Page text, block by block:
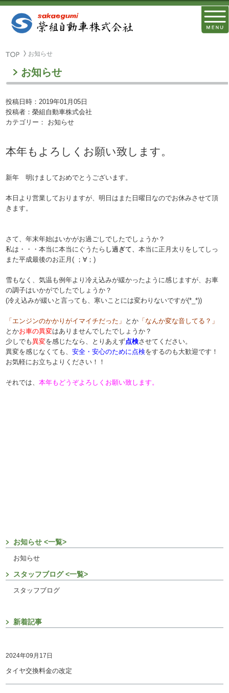
お知らせ
お知らせ
投稿日時：2019年01月05日
投稿者：榮組自動車株式会社
カテゴリー： お知らせ
本年もよろしくお願い致します。
新年 明けましておめでとうございます。
本日より営業しておりますが、明日はまた日曜日なのでお休みさせて頂
きます。
さて、年末年始はいかがお過ごしでしたでしょうか？
私は・・・本当に本当に ぐうたら し過ぎて、本当に正月太りをしてしっ
また平成最後のお正月( ；∀；)
雪もなく、気温も例年より冷え込みが緩かったように感じますが、お車
の調子はいかがでしたでしょうか？
(冷え込みが緩いと言っても、寒いことには変わりないですが(*_*))
「エンジンのかかりがイマイチだった」 とか 「なんか変な音してる？」
とかお車の異変はありませんでしたでしょうか？
少しでも異変を感じたなら、とりあえず点検させてください。
異変を感じなくても、安全・安心のために点検をするのも大歓迎です！
お気軽にお立ちよりください！！
それでは、本年もどうぞよろしくお願い致します。
お知らせ <一覧>
お知らせ
スタッフブログ <一覧>
スタッフブログ
新着記事
2024年09月17日
タイヤ交換料金の改定